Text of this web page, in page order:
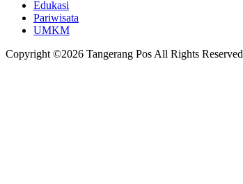
Edukasi
Pariwisata
UMKM
Copyright ©2026 Tangerang Pos All Rights Reserved